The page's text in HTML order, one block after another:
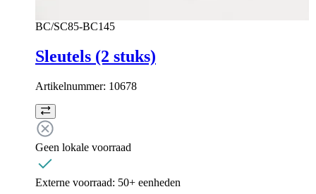
BC/SC85-BC145
Sleutels (2 stuks)
Artikelnummer: 10678
Geen lokale voorraad
Externe voorraad: 50+ eenheden